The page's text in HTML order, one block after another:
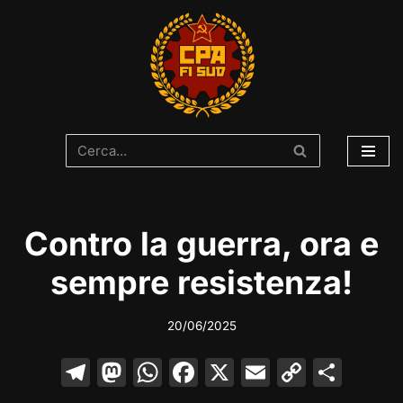
Contro la guerra, ora e
sempre resistenza!
20/06/2025
T M W F X E C